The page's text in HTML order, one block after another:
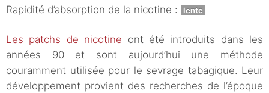
Rapidité d’absorption de la nicotine : lente
Les patchs de nicotine ont été introduits dans les
années 90 et sont aujourd’hui une méthode
couramment utilisée pour le sevrage tabagique. Leur
développement provient des recherches de l’époque